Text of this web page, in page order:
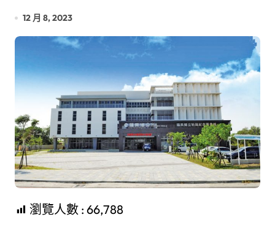
12 月 8, 2023
瀏覽人數 : 66,788